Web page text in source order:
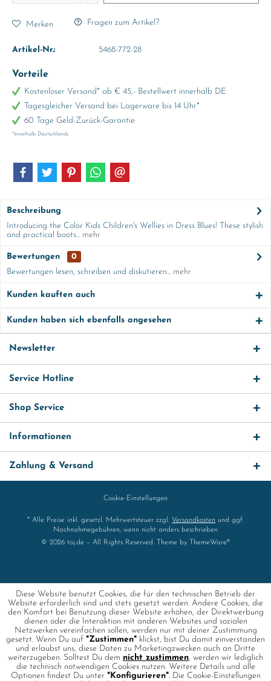
Merken Fragen zum Artikel?
Artikel-Nr.: 5468-772-28
Vorteile
Kostenloser Versand* ab € 45,- Bestellwert innerhalb DE
Tagesgleicher Versand bei Lagerware bis 14 Uhr*
60 Tage Geld-Zurück-Garantie
*Innerhalb Deutschlands
Beschreibung
Introducing the Color Kids Children's Wellies in Dress Blues! These stylish
and practical boots... mehr
Bewertungen
0
Bewertungen lesen, schreiben und diskutieren... mehr
Kunden kauften auch
Kunden haben sich ebenfalls angesehen
Newsletter
Service Hotline
Shop Service
Informationen
Zahlung & Versand
Cookie-Einstellungen
* Alle Preise inkl. gesetzl. Mehrwertsteuer zzgl. Versandkosten und ggf.
Nachnahmegebühren, wenn nicht anders beschrieben
© 2026 toj.de – All Rights Reserved. Theme by
ThemeWare®
Diese Website benutzt Cookies, die für den technischen Betrieb der
Website erforderlich sind und stets gesetzt werden. Andere Cookies, die
den Komfort bei Benutzung dieser Website erhöhen, der Direktwerbung
dienen oder die Interaktion mit anderen Websites und sozialen
Netzwerken vereinfachen sollen, werden nur mit deiner Zustimmung
gesetzt. Wenn Du auf "Zustimmen" klickst, bist Du damit einverstanden
und erlaubst uns, diese Daten zu Marketingzwecken auch an Dritte
weiterzugeben. Solltest Du dem nicht zustimmen, werden wir lediglich
die technisch notwendigen Cookies nutzen. Weitere Details und alle
Optionen findest Du unter "Konfigurieren". Die Cookie-Einstellungen